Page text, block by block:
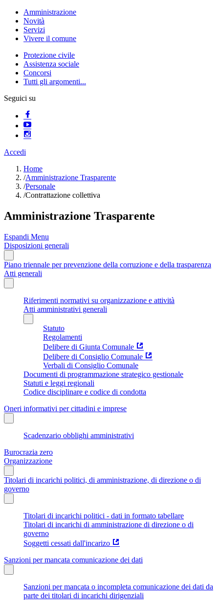
Amministrazione
Novità
Servizi
Vivere il comune
Protezione civile
Assistenza sociale
Concorsi
Tutti gli argomenti...
Seguici su
Accedi
Home
/Amministrazione Trasparente
/Personale
/Contrattazione collettiva
Amministrazione Trasparente
Espandi Menu
Disposizioni generali
Piano triennale per prevenzione della corruzione e della trasparenza
Atti generali
Riferimenti normativi su organizzazione e attività
Atti amministrativi generali
Statuto
Regolamenti
Delibere di Giunta Comunale
Delibere di Consiglio Comunale
Verbali di Consiglio Comunale
Documenti di programmazione strategico gestionale
Statuti e leggi regionali
Codice disciplinare e codice di condotta
Oneri informativi per cittadini e imprese
Scadenzario obblighi amministrativi
Burocrazia zero
Organizzazione
Titolari di incarichi politici, di amministrazione, di direzione o di
governo
Titolari di incarichi politici - dati in formato tabellare
Titolari di incarichi di amministrazione di direzione o di
governo
Soggetti cessati dall'incarizo
Sanzioni per mancata comunicazione dei dati
Sanzioni per mancata o incompleta comunicazione dei dati da
parte dei titolari di incarichi dirigenziali